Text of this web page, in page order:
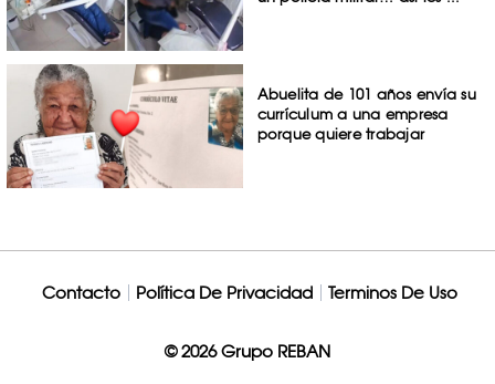
Abuelita de 101 años envía su
currículum a una empresa
porque quiere trabajar
Contacto Política De Privacidad Terminos De Uso
© 2026 Grupo REBAN